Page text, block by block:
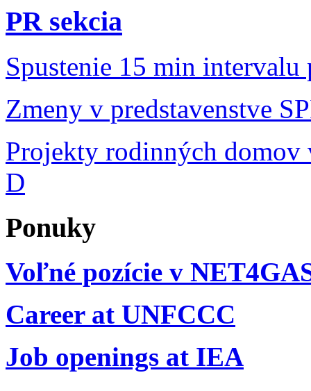
PR sekcia
Spustenie 15 min intervalu
Zmeny v predstavenstve
Projekty rodinných domov
D
Ponuky
Voľné pozície v
Career at UNFCCC
Job openings at IEA